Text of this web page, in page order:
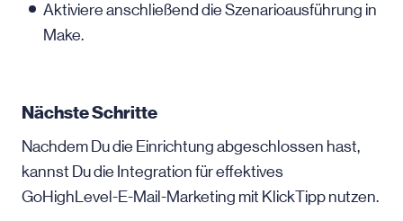
Aktiviere anschließend die Szenarioausführung in
Make.
Nächste Schritte
Nachdem Du die Einrichtung abgeschlossen hast,
kannst Du die Integration für effektives
GoHighLevel-E-Mail-Marketing mit KlickTipp nutzen.